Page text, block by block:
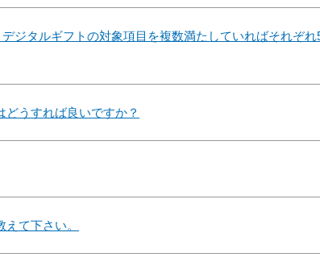
ジタルギフトの対象項目を複数満たしていればそれぞ
うすれば良いですか？
て下さい。